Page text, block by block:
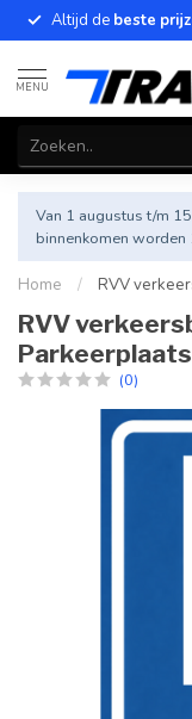
Altijd de beste
MENU
Van 1 augustus t/m
binnenkomen worden
Home / RVV
RVV
(0)